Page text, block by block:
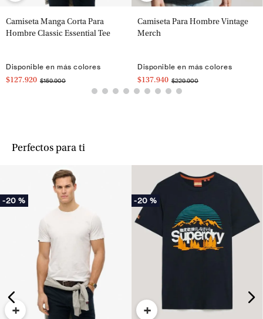
Camiseta Manga Corta Para
Hombre Classic Essential Tee
Disponible en más colores
$127.920 $159.900
Camiseta Para Hombre Vintage
Merch
Disponible en más colores
$137.940 $229.900
Perfectos para ti
-20 %
+
-20 %
+